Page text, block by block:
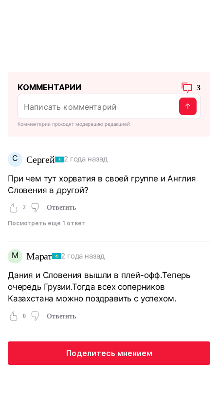
КОММЕНТАРИИ 3
Комментарии проходят модерацию редакцией
С Сергей 2 года назад
При чем тут хорватия в своей группе и Англия
Словения в другой?
2 Ответить
Посмотреть еще 1 ответ
М Марат 2 года назад
Дания и Словения вышли в плей-офф.Теперь
очередь Грузии.Тогда всех соперников
Казахстана можно поздравить с успехом.
0 Ответить
Поделитесь мнением